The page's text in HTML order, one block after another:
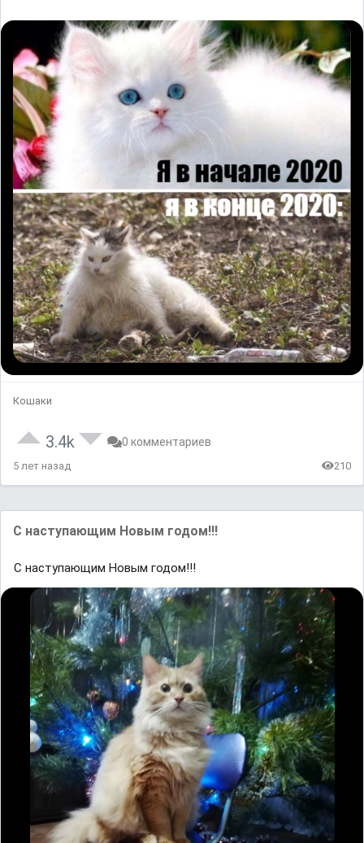
Кошаки
3.4k 0 комментариев
5 лет назад 210
С наступающим Новым годом!!!
С наступающим Новым годом!!!